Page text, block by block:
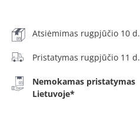
Atsiėmimas rugpjūčio 10 d.
Pristatymas rugpjūčio 11 d.
Nemokamas pristatymas
Lietuvoje*